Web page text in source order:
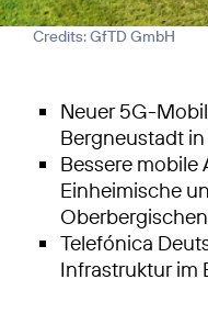
Credits: GfTD GmbH
Neuer 5G-
Bergneustadt
Bessere
Einheimische
Telefónica
Infrastruktur im